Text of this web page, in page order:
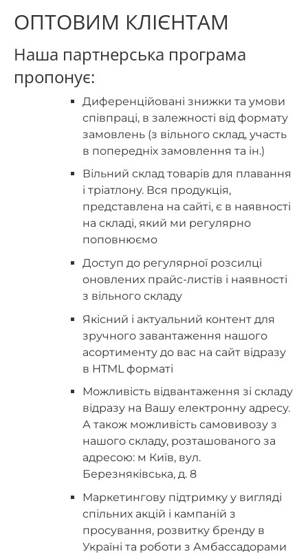
ОПТОВИМ КЛІЄНТАМ
Наша партнерська програма
пропонує:
Диференційовані знижки та умови
співпраці, в залежності від формату
замовлень (з вільного склад, участь
в попередніх замовлення та ін.)
Вільний склад товарів для плавання
і тріатлону. Вся продукція,
представлена ​​на сайті, є в наявності
на складі, який ми регулярно
поповнюємо
Доступ до регулярної розсилці
оновлених прайс-листів і наявності
з вільного складу
Якісний і актуальний контент для
зручного завантаження нашого
асортименту до вас на сайт відразу
в HTML форматі
Можливість відвантаження зі складу
відразу на Вашу електронну адресу.
А також можливість самовивозу з
нашого складу, розташованого за
адресою: м Київ, вул.
Березняківська, д. 8
Маркетингову підтримку у вигляді
спільних акцій і кампаній з
просування, розвитку бренду в
Україні та роботи з Амбассадорами